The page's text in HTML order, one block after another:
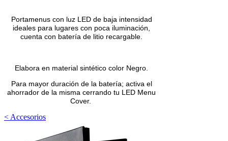
Portamenus con luz LED de baja intensidad
ideales para lugares con poca iluminación,
cuenta con batería de litio recargable.
Elabora en material sintético color Negro.
Para mayor duración de la batería; activa el
ahorrador de la misma cerrando tu LED Menu
Cover.
< Accesorios